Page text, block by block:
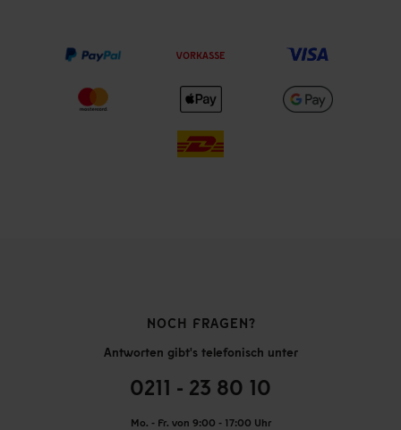
VORKASSE
NOCH FRAGEN?
Antworten gibt's telefonisch unter
0211 - 23 80 10
Mo. - Fr. von 9:00 - 17:00 Uhr